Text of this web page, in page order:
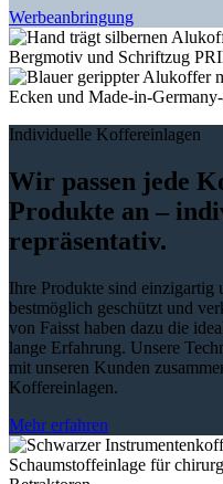
Werbeanbringung
Individuelle Koffereinlagen
Wir passen jede
Produkte an –
repräsentativ.
Ihre Produkte sind einzigartig
bestmöglich geschützt und
von Faisst haben dazu die
lange Erfahrung. Unsere
mit unseren Kunden
Koffereinlagen.
Mehr erfahren